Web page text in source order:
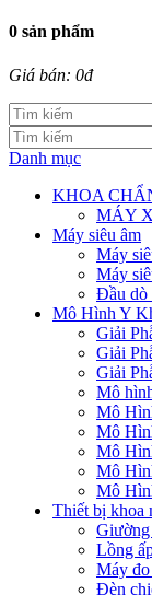
0 sản phẩm
Giá bán: 0đ
Danh mục
KHOA
MÁY
Máy siêu âm
Máy
Máy
Đầu dò
Mô Hình Y
Giải
Giải
Giải
Mô
Mô
Mô
Mô
Mô
Mô
Thiết bị khoa
Giường
Lồng
Máy đo
Đèn